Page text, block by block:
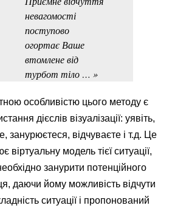
невагомості
поступово
огортає Ваше
втомлене від
турбот тіло … »
особливістю цього методу є
дієслів візуалізації: уявіть,
занурюєтеся, відчуваєте і т.д. Це
віртуальну модель тієї ситуації,
занурити потенційного
даючи йому можливість відчути
ситуації і пропонований